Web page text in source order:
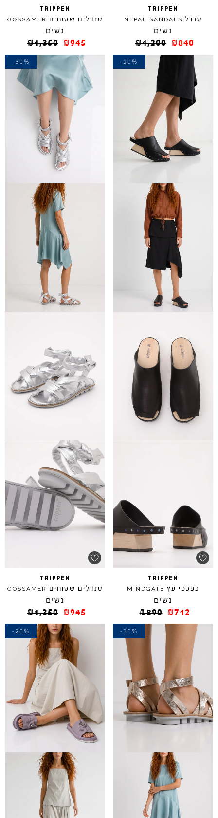
TRIPPEN
סנדל NEPAL SANDALS
נשים
₪1,200 ₪840
TRIPPEN
סנדלים שטוחים GOSSAMER
נשים
₪1,350 ₪945
-20%
TRIPPEN
כפכפי עץ MINDGATE
נשים
₪890 ₪712
-30%
TRIPPEN
סנדלים שטוחים GOSSAMER
נשים
₪1,350 ₪945
-30%
-20%